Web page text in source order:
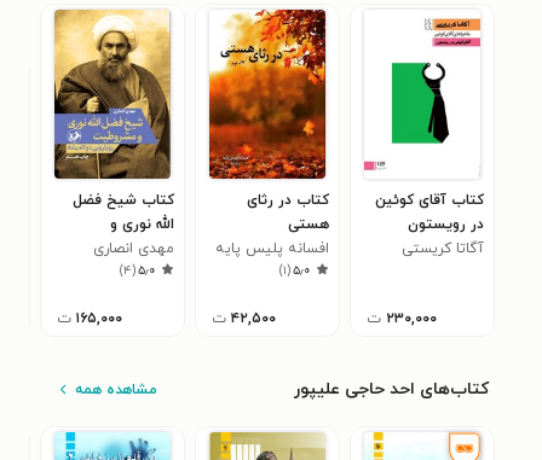
کتاب آقای کوئین
در رویستون
آگاتا کریستی
۲۳۰,۰۰۰ ت
کتاب در رثای
هستی
افسانه پلیس پایه
(سپنتا)
۵٫۰(۱)
۴۲,۵۰۰ ت
کتاب شیخ فضل
الله نوری و
مشروطیت
مهدی انصاری
۵٫۰(۴)
۱۶۵,۰۰۰ ت
کتاب‌های احد حاجی علیپور مشاهده همه